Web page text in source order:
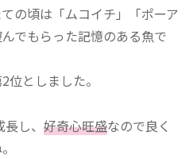
の頃は「ムコイチ」「ポーア
でもらった記憶のある魚で
としました。
し、 好奇心旺盛なので良く